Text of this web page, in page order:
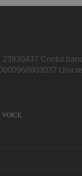
Contul
VOICE